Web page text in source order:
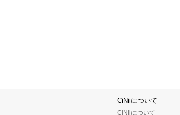
CiNiiについて
CiNiiについて